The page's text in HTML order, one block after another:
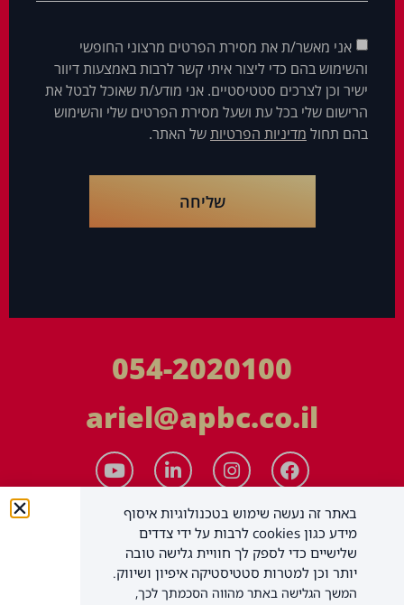
אני מאשר/ת את מסירת הפרטים מרצוני החופשי
והשימוש בהם כדי ליצור איתי קשר לרבות באמצעות דיוור
ישיר וכן לצרכים סטטיסטיים. אני מודע/ת שאוכל לבטל את
הרישום שלי בכל עת ושעל מסירת הפרטים שלי והשימוש
בהם תחול מדיניות הפרטיותשל האתר.
שליחה
054-2020100
ariel@apbc.co.il
באתר זה נעשה שימוש בטכנולוגיות איסוף
מידע כגון cookies לרבות על ידי צדדים
שלישיים כדי לספק לך חוויית גלישה טובה
יותר וכן למטרות סטטיסטיקה איפיון ושיווק.
המשך הגלישה באתר מהווה הסכמתך לכך,